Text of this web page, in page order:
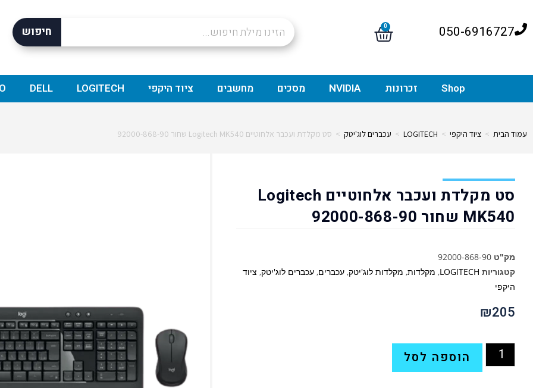
050-6916727
0 חיפוש
Shop זכרונות NVIDIA מסכים מחשבים ציוד היקפי LOGITECH
DELL
עמוד הבית > ציוד היקפי >
LOGITECH
> עכברים לוג'יטק > סט מקלדת ועכבר אלחוטיים Logitech MK540 שחור 92000-868-90
סט מקלדת ועכבר אלחוטיים Logitech
MK540 שחור 92000-868-90
מק"ט 92000-868-90
קטגוריות LOGITECH
, מקלדות, מקלדות לוג'יטק, עכברים, עכברים לוג'יטק, ציוד
היקפי
₪205
הוספה לסל